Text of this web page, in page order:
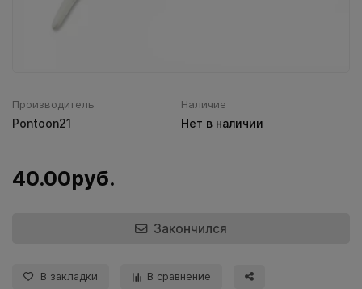
Производитель
Pontoon21
Наличие
Нет в наличии
40.00руб.
Закончился
В закладки В сравнение